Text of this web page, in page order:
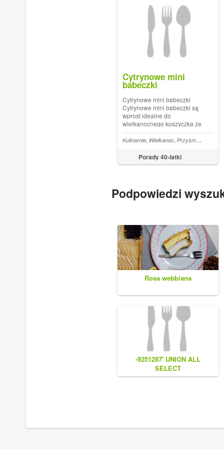
Cytrynowe mini
babeczki
Cytrynowe mini babeczki
Cytrynowe mini babeczki są
wprost idealne do
wielkanocnego koszyczka ze
święconką. Babeczki
upiekłam w silikonowej
foremce, ale można
wykorzystać do nich również
formę na muffiny. Te małe
Porady 40-latki
Kulinarnie, Wielkanoc, Przysmaki wielkanocne
Podpowiedzi
Rosa webbiana
-9251287' UNION ALL
SELECT
CONCAT(0x7e55767a616b77,